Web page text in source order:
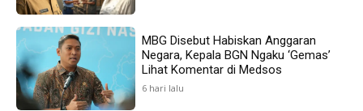
MBG Disebut Habiskan Anggaran
Negara, Kepala BGN Ngaku ‘Gemas’
Lihat Komentar di Medsos
6 hari lalu